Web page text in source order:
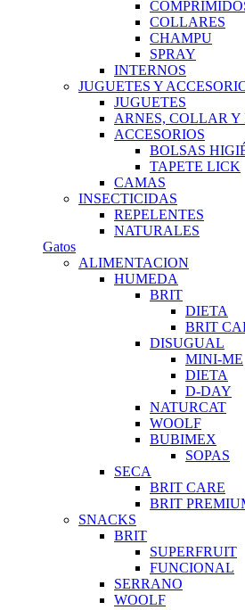
COLLARES
CHAMPU
SPRAY
INTERNOS
JUGUETES Y
JUGUETES
ARNES, COLLAR
ACCESORIOS
BOLSAS
TAPETE LICK
CAMAS
INSECTICIDAS
REPELENTES
NATURALES
Gatos
ALIMENTACION
HUMEDA
BRIT
DIETA
BRIT
DISUGUAL
MINI-ME
DIETA
D-DAY
NATURCAT
WOOLF
BUBIMEX
SOPAS
SECA
BRIT CARE
BRIT
SNACKS
BRIT
SUPERFRUIT
FUNCIONAL
SERRANO
WOOLF